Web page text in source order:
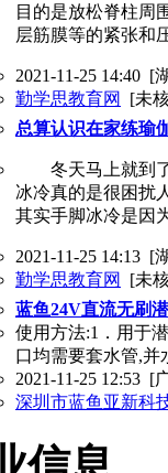
目的是放松脊柱周
层筋膜等的紧张和
2021-11-25 14:40 [
勤学思教育网
[未
总算认识在家练瑜
冬天马上就到了
冰冷真的是很困扰
其实手脚冰冷是因
2021-11-25 14:13 [
勤学思教育网
[未
蓝鱼24V直流无刷
使用方法:1．用于
口均需要套水管,并
2021-11-25 12:53 [
深圳市蓝鱼亚新科